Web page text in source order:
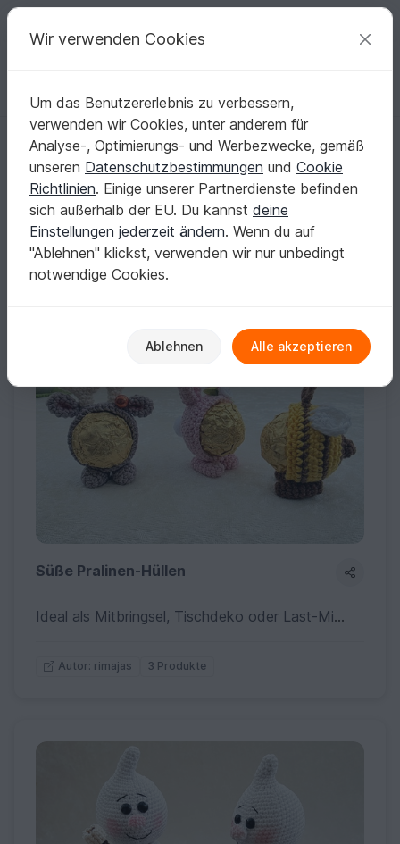
Deine kreativen Ideen
Deutsch | € (EUR) einloggen Kostenlos registrieren
rimajas
Verifiziert Elite Autor 107k
4909 Bewertungen
Kontakt | Folgen | Zum Store |
Süße Pralinen-Hüllen
Ideal als Mitbringsel, Tischdeko oder Last-Minute-Geschenk. Schnell gehäkelt & perfekte Resteverwertung!
Autor: rimajas 3 Produkte
Wir verwenden Cookies
Um das Benutzererlebnis zu verbessern,
verwenden wir Cookies, unter anderem für
Analyse-, Optimierungs- und Werbezwecke, gemäß
unseren Datenschutzbestimmungen und Cookie
Richtlinien. Einige unserer Partnerdienste befinden
sich außerhalb der EU. Du kannst deine
Einstellungen jederzeit ändern. Wenn du auf
"Ablehnen" klickst, verwenden wir nur unbedingt
notwendige Cookies.
Ablehnen Alle akzeptieren